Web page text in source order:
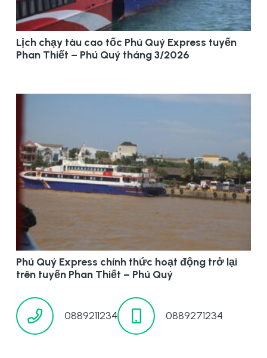
Lịch chạy tàu cao tốc Phú Quý Express tuyến
Phan Thiết – Phú Quý tháng 3/2026
Phú Quý Express chính thức hoạt động trở lại
trên tuyến Phan Thiết – Phú Quý
0889211234 0889271234